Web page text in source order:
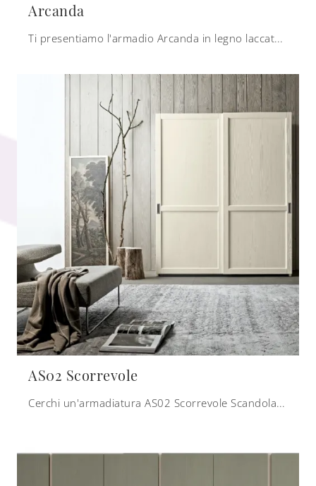
Arcanda
Ti presentiamo l'armadio Arcanda in legno laccato di Scandola! Un ricco catalogo di armadi a muro con ante battenti.
AS02 Scorrevole
Cerchi un'armadiatura AS02 Scorrevole Scandola? Clicca subito! Gli armadi a muro con ante scorrevoli ti aspettano.